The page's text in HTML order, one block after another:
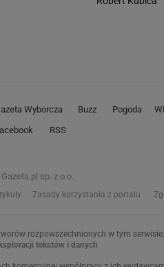
Wyborcza Buzz Pogoda
RSS
sp. z o.o.
Zasady korzystania z portalu
rozpowszechnionych w tym
tekstów i danych